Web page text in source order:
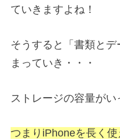
ていきますよね！
そうすると「書類と
まっていき・・・
ストレージの容量がい
つまりiPhoneを長く